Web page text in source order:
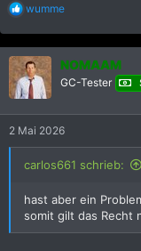
R
a
k
t
i
o
n
:
wumme
NOMAAM
GC-Tester
2 Mai 2026
carlos661 schrieb:
hast aber ein
somit gilt das Recht